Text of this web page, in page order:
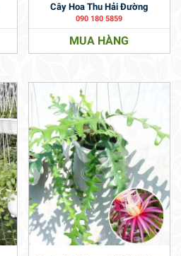
Cây Hoa Thu Hải Đường
090 180 5859
MUA HÀNG